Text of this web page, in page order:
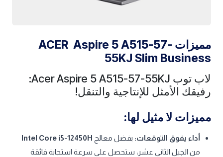
مميزات ACER Aspire 5 A515-57-
55KJ Slim Business
لاب توب Acer Aspire 5 A515-57-55KJ:
رفيقك الأمثل للإنتاجية والتنقل!
مميزات لا مثيل لها:
أداء يفوق التوقعات: بفضل معالج Intel Core i5-12450H
من الجيل الثاني عشر، ستحصل على سرعة استجابة فائقة